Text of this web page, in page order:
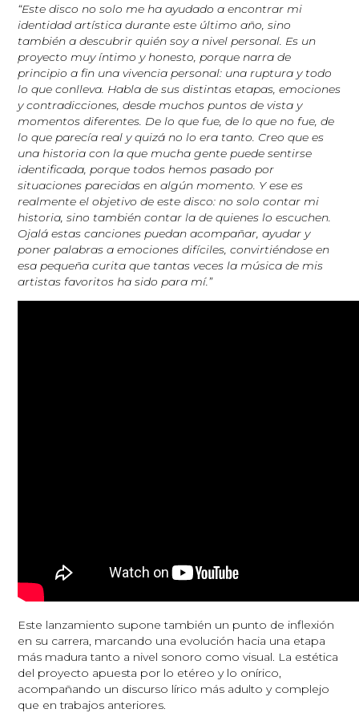
“Este disco no solo me ha ayudado a encontrar mi
identidad artística durante este último año, sino
también a descubrir quién soy a nivel personal. Es un
proyecto muy íntimo y honesto, porque narra de
principio a fin una vivencia personal: una ruptura y todo
lo que conlleva. Habla de sus distintas etapas, emociones
y contradicciones, desde muchos puntos de vista y
momentos diferentes. De lo que fue, de lo que no fue, de
lo que parecía real y quizá no lo era tanto. Creo que es
una historia con la que mucha gente puede sentirse
identificada, porque todos hemos pasado por
situaciones parecidas en algún momento. Y ese es
realmente el objetivo de este disco: no solo contar mi
historia, sino también contar la de quienes lo escuchen.
Ojalá estas canciones puedan acompañar, ayudar y
poner palabras a emociones difíciles, convirtiéndose en
esa pequeña curita que tantas veces la música de mis
artistas favoritos ha sido para mí.”
Este lanzamiento supone también un punto de inflexión
en su carrera, marcando una evolución hacia una etapa
más madura tanto a nivel sonoro como visual. La estética
del proyecto apuesta por lo etéreo y lo onírico,
acompañando un discurso lírico más adulto y complejo
que en trabajos anteriores.